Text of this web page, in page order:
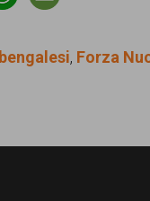
bengalesi, Forza